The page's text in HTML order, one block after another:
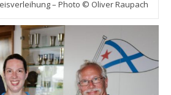
– Photo © Oliver Raupach